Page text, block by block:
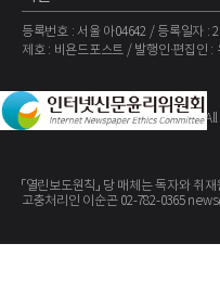
등록번호 : 서울 아04642 / 등록일자 :
제호 : 비욘드포스트 / 발행인·편집인
Copyright ©The BeyondPost.
「열린보도원칙」 당 매체는 독자와
고충처리인 이순곤 02-782-0365